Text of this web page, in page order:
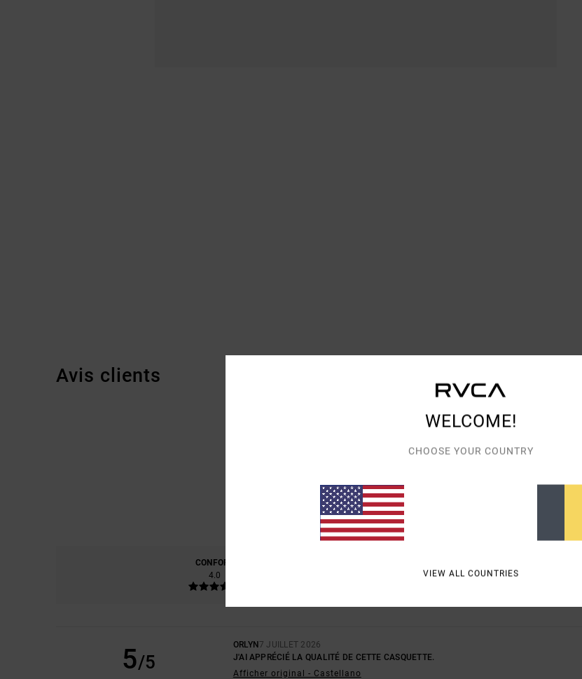
Avis clients
NOTE MOYENNE
5.0
BASÉ SUR
100% DE NOS CLIENTS RECOMMANDENT CE PRODUIT
CONFORT
4.0
5/5
ORLYN 7 JUILLET 2026
J'AI APPRÉCIÉ LA QUALITÉ DE CETTE CASQUETTE.
Afficher original - Castellano
WELCOME!
CHOOSE YOUR COUNTRY
VIEW ALL COUNTRIES